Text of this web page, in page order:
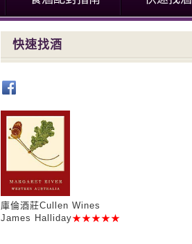
快速找酒
庫倫酒莊Cullen Wines
James Halliday★★★★★